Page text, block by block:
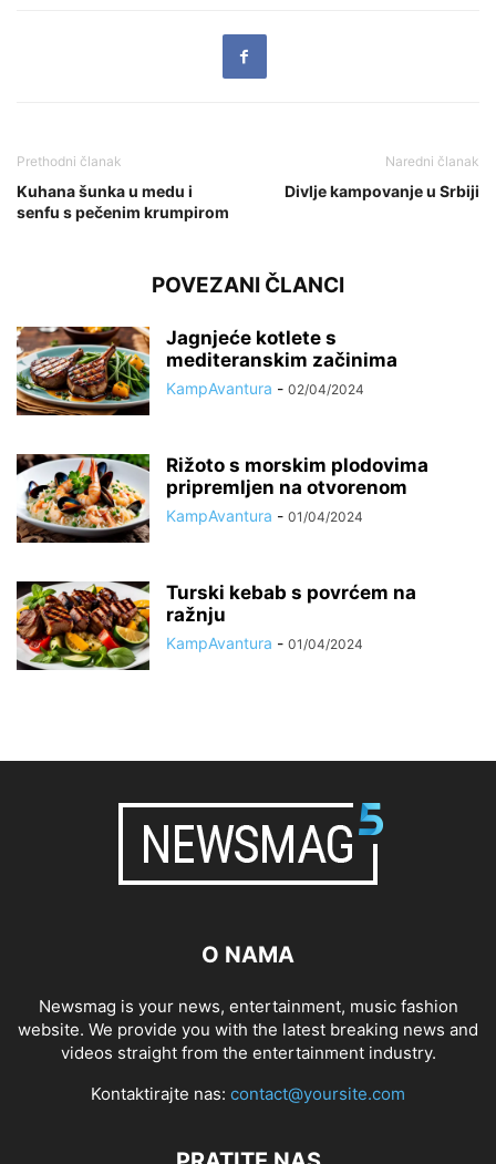
Prethodni članak
Kuhana šunka u medu i
senfu s pečenim krumpirom
Naredni članak
Divlje kampovanje u Srbiji
POVEZANI ČLANCI
Jagnjeće kotlete s
mediteranskim začinima
KampAvantura - 02/04/2024
Rižoto s morskim plodovima
pripremljen na otvorenom
KampAvantura - 01/04/2024
Turski kebab s povrćem na
ražnju
KampAvantura - 01/04/2024
O NAMA
Newsmag is your news, entertainment, music fashion
website. We provide you with the latest breaking news and
videos straight from the entertainment industry.
Kontaktirajte nas: contact@yoursite.com